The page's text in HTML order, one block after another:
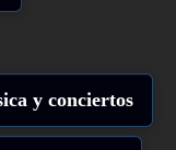
y conciertos